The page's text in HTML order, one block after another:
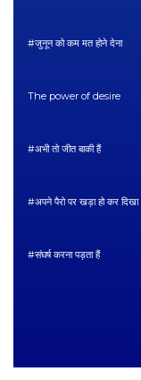
#जुनून को कम मत होने देना
The power of desire
#अभी तो जीत बाकी हैं
#अपने पैरो पर खड़ा हो कर दिखा
#संघर्ष करना पड़ता हैं